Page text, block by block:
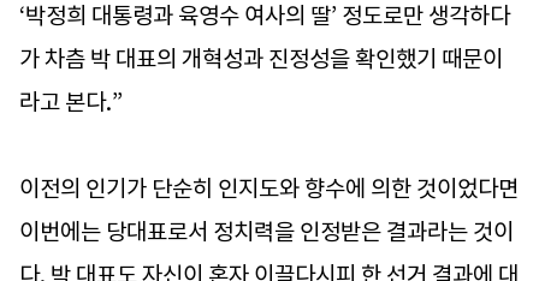
‘박정희 대통령과 육영수 여사의 딸’ 정도로만 생각하다
가 차츰 박 대표의 개혁성과 진정성을 확인했기 때문이
라고 본다.”
이전의 인기가 단순히 인지도와 향수에 의한 것이었다면
이번에는 당대표로서 정치력을 인정받은 결과라는 것이
다. 박 대표도 자신이 혼자 이끌다시피 한 선거 결과에 대